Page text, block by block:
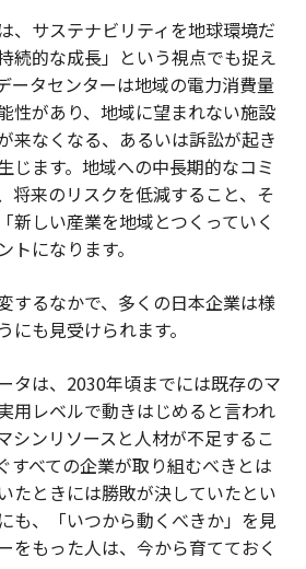
、サステナビリティを地球環境だ
続的な成長」という視点でも捉え
ータセンターは地域の電力消費量
性があり、地域に望まれない施設
来なくなる、あるいは訴訟が起き
じます。地域への中長期的なコミ
将来のリスクを低減すること、そ
新しい産業を地域とつくっていく
トになります。
るなかで、多くの日本企業は様
も見受けられます。
タは、2030年頃までには既存のマ
用レベルで動きはじめると言われ
シンリソースと人材が不足するこ
すべての企業が取り組むべきとは
たときには勝敗が決していたとい
も、「いつから動くべきか」を見
をもった人は、今から育てておく